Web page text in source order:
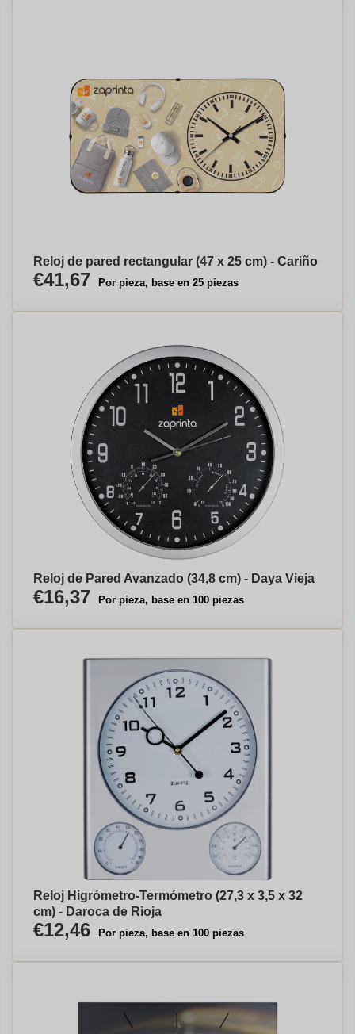
Reloj de pared rectangular (47 x 25 cm) - Cariño
€41,67 Por pieza, base en 25 piezas
Reloj de Pared Avanzado (34,8 cm) - Daya Vieja
€16,37 Por pieza, base en 100 piezas
Reloj Higrómetro-Termómetro (27,3 x 3,5 x 32
cm) - Daroca de Rioja
€12,46 Por pieza, base en 100 piezas